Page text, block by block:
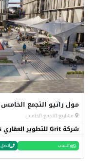
مول راتيو التجمع الخامس Ratio Mall New Cairo
مشاريع التجمع الخامس
شركة Grit للتطوير العقاري Grit Properties
واتساب اتصل